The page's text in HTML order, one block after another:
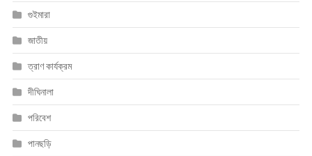
গুইমারা
জাতীয়
ত্রাণ কার্যক্রম
দীঘিনালা
পরিবেশ
পানছড়ি